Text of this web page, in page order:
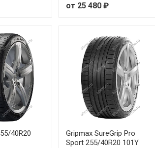
92Y
94Y
96Y
96Y RunFlat
от 25 480 ₽
40R20
Gripmax SureGrip Pro
Sport 255/40R20 101Y